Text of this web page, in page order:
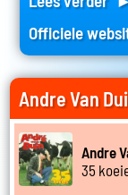
Officiele
Andre Van
Andre
35